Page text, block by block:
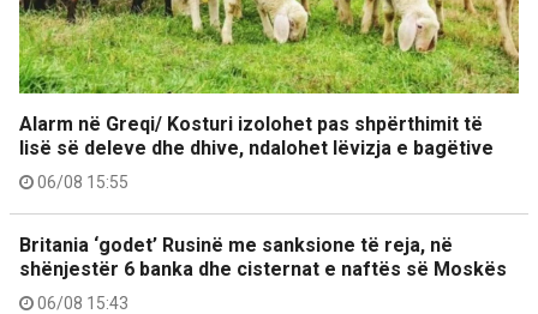
Alarm në Greqi/ Kosturi izolohet pas shpërthimit të
lisë së deleve dhe dhive, ndalohet lëvizja e bagëtive
06/08 15:55
Britania ‘godet’ Rusinë me sanksione të reja, në
shënjestër 6 banka dhe cisternat e naftës së Moskës
06/08 15:43